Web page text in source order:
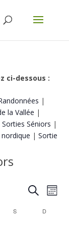
ci-dessous :
|
la Vallée |
Sorties Séniors |
| Sortie
et
Recherche
de
Mois
S D